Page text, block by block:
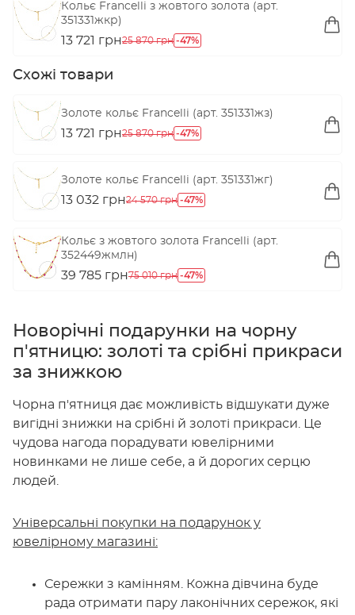
Кольє Francelli з жовтого золота (арт.
351331жкр)
13 721 грн25 870 грн -47%
Схожі товари
Золоте кольє Francelli (арт. 351331жз)
13 721 грн25 870 грн -47%
Золоте кольє Francelli (арт. 351331жг)
13 032 грн24 570 грн -47%
Кольє з жовтого золота Francelli (арт.
352449жмлн)
39 785 грн75 010 грн -47%
Новорічні подарунки на чорну
п'ятницю: золоті та срібні прикраси
за знижкою
Чорна п'ятниця дає можливість відшукати дуже
вигідні знижки на срібні й золоті прикраси. Це
чудова нагода порадувати ювелірними
новинками не лише себе, а й дорогих серцю
людей.
Універсальні покупки на подарунок у
ювелірному магазині:
Сережки з камінням. Кожна дівчина буде
рада отримати пару лаконічних сережок, які